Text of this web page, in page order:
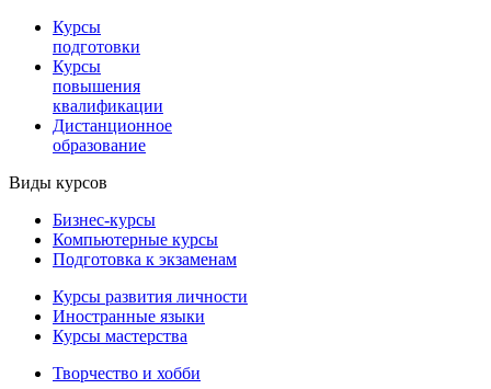
Курсы
подготовки
Курсы
повышения
квалификации
Дистанционное
образование
Виды курсов
Бизнес-курсы
Компьютерные курсы
Подготовка к экзаменам
Курсы развития личности
Иностранные языки
Курсы мастерства
Творчество и хобби